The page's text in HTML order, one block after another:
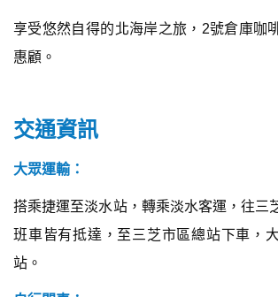
享受悠然自得的北海岸之旅，2號倉庫咖
惠顧。
交通資訊
大眾運輸：
搭乘捷運至淡水站，轉乘淡水客運，往三
班車皆有抵達，至三芝市區總站下車，
站。